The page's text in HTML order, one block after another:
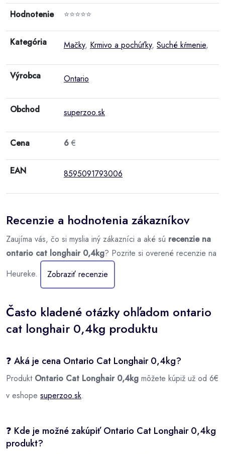
Hodnotenie ⭐⭐⭐⭐⭐
Kategória Mačky, Krmivo a pochúťky, Suché kŕmenie,
Výrobca Ontario
Obchod superzoo.sk
Cena 6 €
EAN 8595091793006
Recenzie a hodnotenia zákazníkov
Zaujíma vás, čo si myslia iný zákazníci a aké sú recenzie na
ontario cat longhair 0,4kg? Pozrite si overené recenzie na
Heureke.
Zobraziť recenzie
Často kladené otázky ohľadom ontario
cat longhair 0,4kg produktu
❓ Aká je cena Ontario Cat Longhair 0,4kg?
Produkt Ontario Cat Longhair 0,4kg môžete kúpiž už od 6€
v eshope superzoo.sk.
❓ Kde je možné zakúpiť Ontario Cat Longhair 0,4kg
produkt?